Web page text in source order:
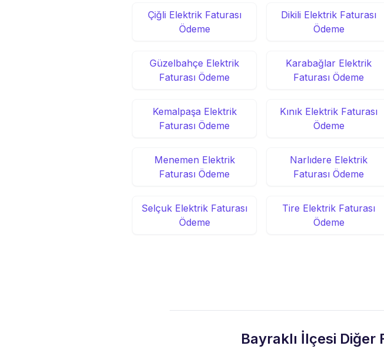
Çiğli Elektrik Faturası
Ödeme
Dikili Elektrik Faturası
Ödeme
Güzelbahçe Elektrik
Faturası Ödeme
Karabağlar Elektrik
Faturası Ödeme
Kemalpaşa Elektrik
Faturası Ödeme
Kınık Elektrik Faturası
Ödeme
Menemen Elektrik
Faturası Ödeme
Narlıdere Elektrik
Faturası Ödeme
Selçuk Elektrik Faturası
Ödeme
Tire Elektrik Faturası
Ödeme
Bayraklı İlçesi